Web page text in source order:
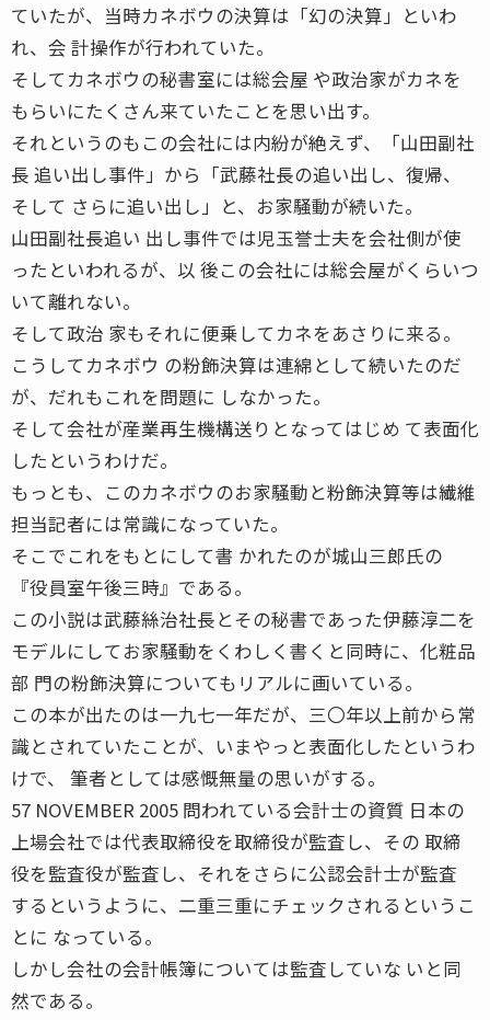
ていたが、当時カネボウの決算は「幻の決算」といわ
れ、会 計操作が行われていた。
そしてカネボウの秘書室には総会屋 や政治家がカネを
もらいにたくさん来ていたことを思い出す。
それというのもこの会社には内紛が絶えず、「山田副社
長 追い出し事件」から「武藤社長の追い出し、復帰、
そして さらに追い出し」と、お家騒動が続いた。
山田副社長追い 出し事件では児玉誉士夫を会社側が使
ったといわれるが、以 後この会社には総会屋がくらいつ
いて離れない。
そして政治 家もそれに便乗してカネをあさりに来る。
こうしてカネボウ の粉飾決算は連綿として続いたのだ
が、だれもこれを問題に しなかった。
そして会社が産業再生機構送りとなってはじめ て表面化
したというわけだ。
もっとも、このカネボウのお家騒動と粉飾決算等は繊維
担当記者には常識になっていた。
そこでこれをもとにして書 かれたのが城山三郎氏の
『役員室午後三時』である。
この小説は武藤絲治社長とその秘書であった伊藤淳二を
モデルにしてお家騒動をくわしく書くと同時に、化粧品
部 門の粉飾決算についてもリアルに画いている。
この本が出たのは一九七一年だが、三〇年以上前から常
識とされていたことが、いまやっと表面化したというわ
けで、 筆者としては感慨無量の思いがする。
57 NOVEMBER 2005 問われている会計士の資質 日本の
上場会社では代表取締役を取締役が監査し、その 取締
役を監査役が監査し、それをさらに公認会計士が監査
するというように、二重三重にチェックされるというこ
とに なっている。
しかし会社の会計帳簿については監査していな いと同
然である。